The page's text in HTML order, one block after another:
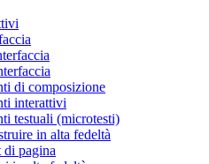
di composizione
interattivi
testuali (microtesti)
in alta fedeltà
pagina